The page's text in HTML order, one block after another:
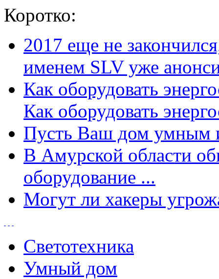
Коротко:
2017 еще не
именем SLV уже
Как оборудовать
Как оборудовать
Пусть Ваш дом умным
В Амурской области
оборудование ...
Могут ли хакеры
Светотехника
Умный дом